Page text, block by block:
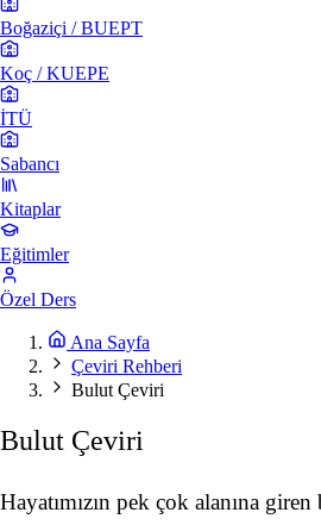
Boğaziçi / BUEPT
Koç / KUEPE
İTÜ
Sabancı
Kitaplar
Eğitimler
Özel Ders
Ana Sayfa
Çeviri Rehberi
Bulut Çeviri
Bulut Çeviri
Hayatımızın pek çok alanına